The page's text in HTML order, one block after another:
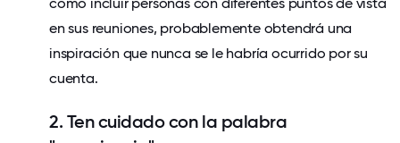
en sus reuniones, probablemente obtendrá una
inspiración que nunca se le habría ocurrido por su
cuenta.
2. Ten cuidado con la palabra